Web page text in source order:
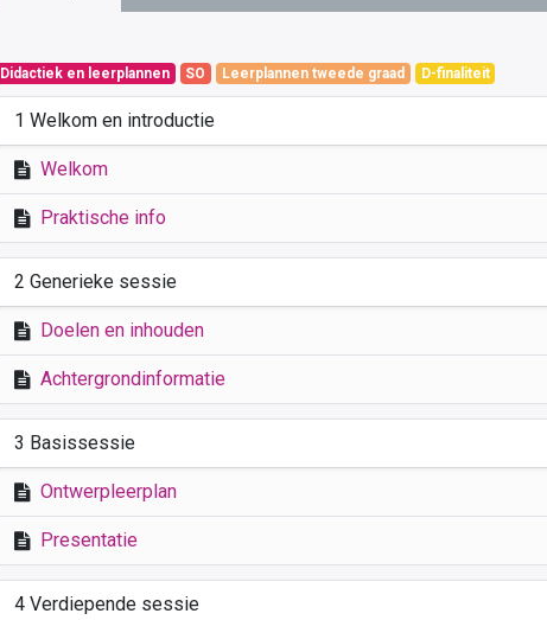
Didactiek en leerplannen SO Leerplannen tweede graad D-finaliteit
1 Welkom en introductie
Welkom
Praktische info
2 Generieke sessie
Doelen en inhouden
Achtergrondinformatie
3 Basissessie
Ontwerpleerplan
Presentatie
4 Verdiepende sessie